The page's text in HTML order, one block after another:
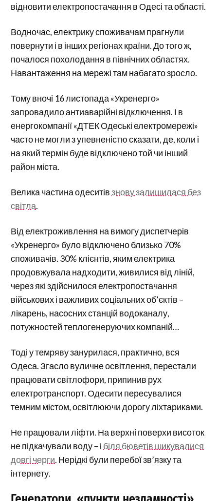
відновити електропостачання в Одесі та області.
Водночас, електрику споживачам прагнули
повернути і в інших регіонах країни. До того ж,
почалося похолодання в північних областях.
Навантаження на мережі там набагато зросло.
Тому вночі 16 листопада «Укренерго»
запровадило антиаварійні відключення. І в
енергокомпанії «ДТЕК Одеські електромережі»
часто не могли з упевненістю сказати, де, коли і
на який термін буде відключено той чи інший
район міста.
Велика частина одеситівзнову залишилася без
світла.
Від електроживлення на вимогу диспетчерів
«Укренерго» було відключено близько 70%
споживачів. 30% клієнтів, яким електрика
продовжувала надходити, живилися від ліній,
через які здійснилося електропостачання
військових і важливих соціальних об’єктів –
лікарень, насосних станцій водоканалу,
потужностей теплогенеруючих компаній…
Тоді у темряву занурилася, практично, вся
Одеса. Згасло вуличне освітлення, перестали
працювати світлофори, припинив рух
електротранспорт. Одесити пересувалися
темним містом, освітлюючи дорогу ліхтариками.
Не працювали ліфти. На верхні поверхи висоток
не підкачували воду – і біля бюветів шикувалися
довгі черги. Нерідкі були перебої зв’язку та
інтернету.